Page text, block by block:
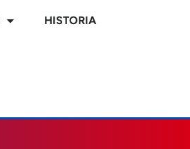
HISTORIA